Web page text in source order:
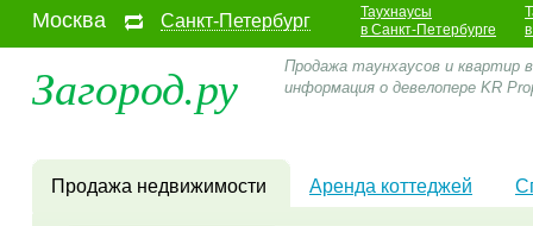
Москва Санкт-Петербург
Таухнаусы
в Санкт-Петербурге
Загород.ру
Продажа таунхаусов и квартир
информация о девелопере KR
Продажа недвижимости Аренда коттеджей